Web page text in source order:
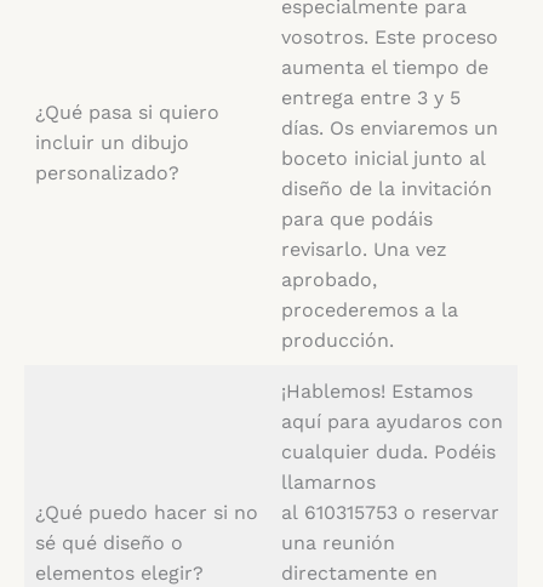
¿Qué pasa si quiero
incluir un dibujo
personalizado?
especialmente para
vosotros. Este proceso
aumenta el tiempo de
entrega entre 3 y 5
días. Os enviaremos un
boceto inicial junto al
diseño de la invitación
para que podáis
revisarlo. Una vez
aprobado,
procederemos a la
producción.
¿Qué puedo hacer si no
sé qué diseño o
elementos elegir?
¡Hablemos! Estamos
aquí para ayudaros con
cualquier duda. Podéis
llamarnos
al 610315753 o reservar
una reunión
directamente en